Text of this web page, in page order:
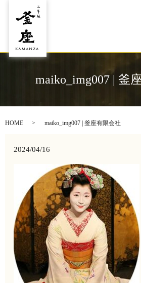
maiko_img007 | 釜
HOME maiko_img007 | 釜座有限会社
2024/04/16